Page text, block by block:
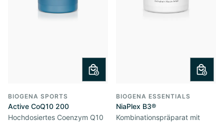
BIOGENA SPORTS
Active CoQ10 200
Hochdosiertes Coenzym Q10
BIOGENA ESSENTIALS
NiaPlex B3®
Kombinationspräparat mit